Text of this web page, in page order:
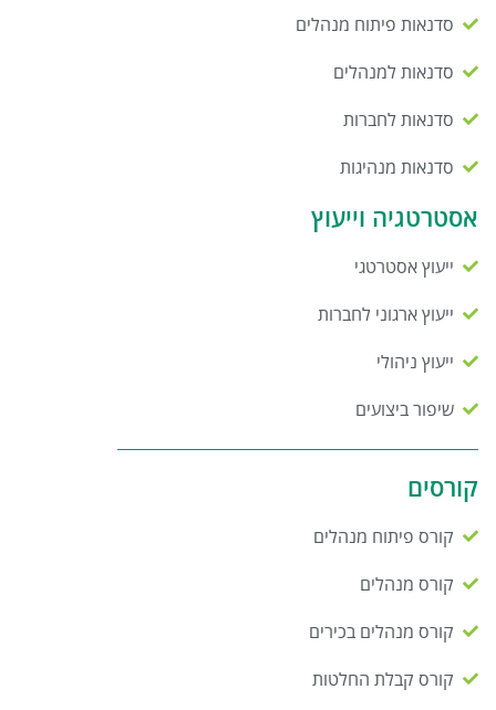
סדנאות פיתוח מנהלים
סדנאות למנהלים
סדנאות לחברות
סדנאות מנהיגות
אסטרטגיה וייעוץ
ייעוץ אסטרטגי
ייעוץ ארגוני לחברות
ייעוץ ניהולי
שיפור ביצועים
קורסים
קורס פיתוח מנהלים
קורס מנהלים
קורס מנהלים בכירים
קורס קבלת החלטות